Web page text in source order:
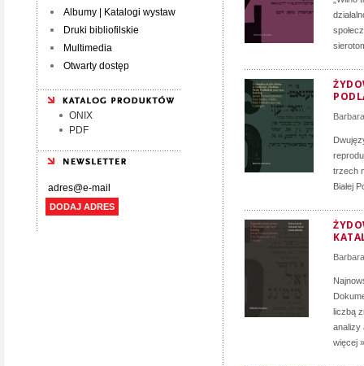
Albumy | Katalogi wystaw
Druki bibliofilskie
Multimedia
Otwarty dostęp
ONIX
PDF
DODAJ ADRES
trzech
Białej
liczbą
analizy
więcej »